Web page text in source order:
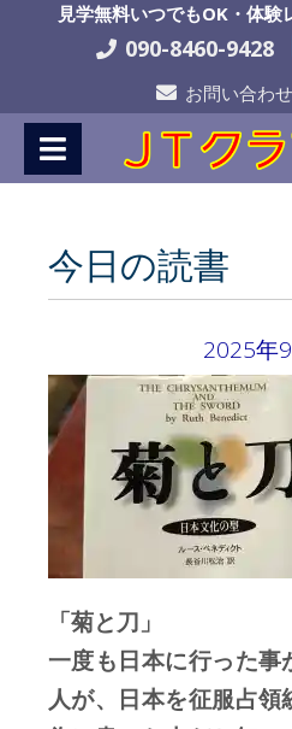
見学無料いつでもOK・体験
090-8460-9428
お問い合わ
今日の読書
2025年
「菊と刀」
一度も日本に行った事
人が、日本を征服占領